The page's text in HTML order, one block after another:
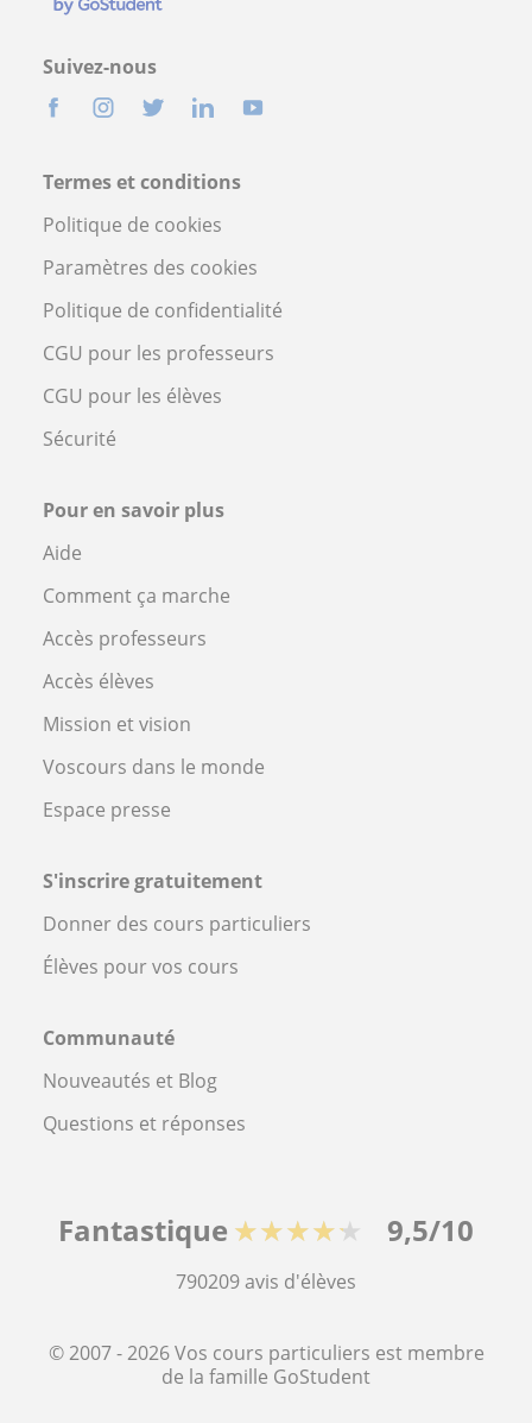
Suivez-nous
Termes et conditions
Politique de cookies
Paramètres des cookies
Politique de confidentialité
CGU pour les professeurs
CGU pour les élèves
Sécurité
Pour en savoir plus
Aide
Comment ça marche
Accès professeurs
Accès élèves
Mission et vision
Voscours dans le monde
Espace presse
S'inscrire gratuitement
Donner des cours particuliers
Élèves pour vos cours
Communauté
Nouveautés et Blog
Questions et réponses
Fantastique ★★★★★ 9,5/10
790209avis d'élèves
© 2007 - 2026 Vos cours particuliers est membre
de la famille GoStudent